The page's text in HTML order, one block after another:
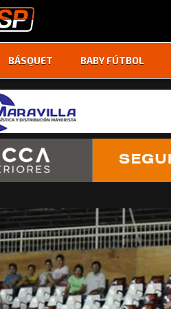
BÁSQUET BABY FÚTBOL